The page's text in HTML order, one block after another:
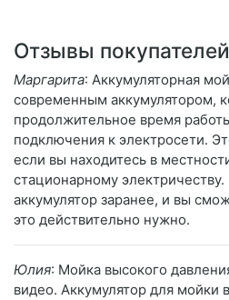
Отзывы покупателей
Маргарита: Аккумуляторная
современным аккумулятором,
продолжительное время
подключения к электросети.
если вы находитесь в
стационарному электричеству.
аккумулятор заранее, и вы
это действительно нужно.
Юлия: Мойка высокого
видео. Аккумулятор для мойки